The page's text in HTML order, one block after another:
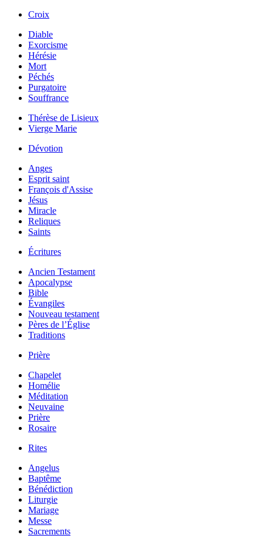
Croix
Diable
Exorcisme
Hérésie
Mort
Péchés
Purgatoire
Souffrance
Thérèse de Lisieux
Vierge Marie
Dévotion
Anges
Esprit saint
François d'Assise
Jésus
Miracle
Reliques
Saints
Écritures
Ancien Testament
Apocalypse
Bible
Évangiles
Nouveau testament
Pères de l’Église
Traditions
Prière
Chapelet
Homélie
Méditation
Neuvaine
Prière
Rosaire
Rites
Angelus
Baptême
Bénédiction
Liturgie
Mariage
Messe
Sacrements